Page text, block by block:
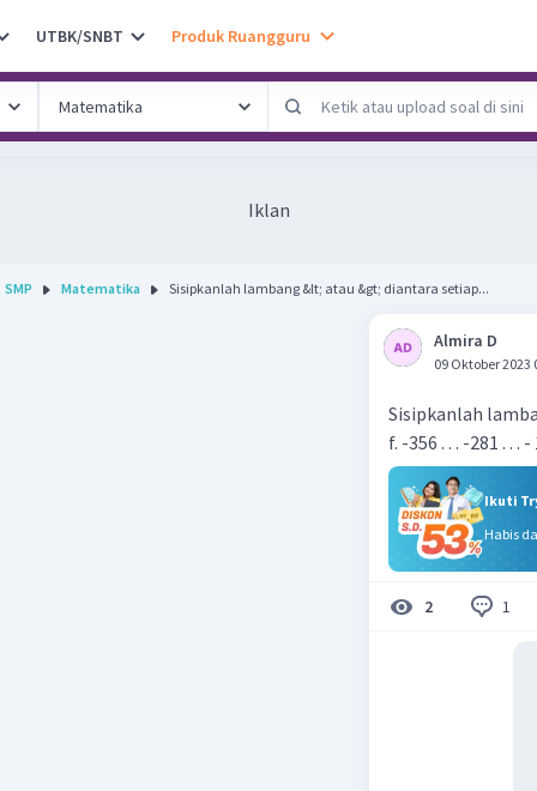
UTBK/SNBT Produk Ruangguru
Iklan
SMP Matematika Sisipkanlah lambang &lt; atau &gt; diantara setiap...
Almira D
09 Oktober 2023
Sisipkanlah
f. -356 . . . -281 . . .
Ikuti
Habis
2 1